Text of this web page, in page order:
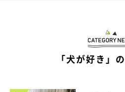
「犬が好き」